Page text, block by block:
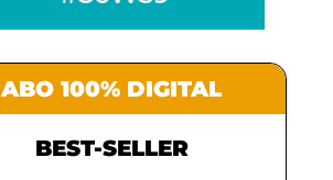
ABO 100% DIGITAL
BEST-SELLER